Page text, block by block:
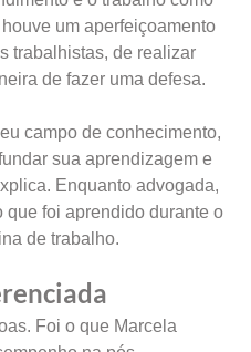
um aperfeiçoamento
trabalhistas, de realizar
de fazer uma defesa.
campo de conhecimento,
sua aprendizagem e
Enquanto advogada,
que foi aprendido durante o
de trabalho.
Foi o que Marcela